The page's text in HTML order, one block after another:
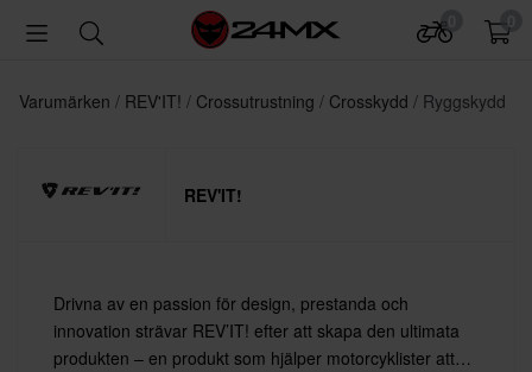
Varumärken REV'IT! Crossutrustning Crosskydd Ryggskydd
REV'IT!
Drivna av en passion för design, prestanda och
innovation strävar REV’IT! efter att skapa den ultimata
produkten – en produkt som hjälper motorcyklister att